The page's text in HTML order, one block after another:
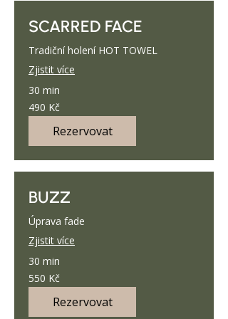
SCARRED FACE
Tradiční holení HOT TOWEL
Zjistit více
30 min
490
českých
korun
490 Kč
Rezervovat
BUZZ
Úprava fade
Zjistit více
30 min
550
českých
korun
550 Kč
Rezervovat